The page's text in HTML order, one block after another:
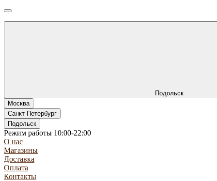
Подольск
Москва
Санкт-Петербург
Подольск
Режим работы 10:00-22:00
О нас
Магазины
Доставка
Оплата
Контакты